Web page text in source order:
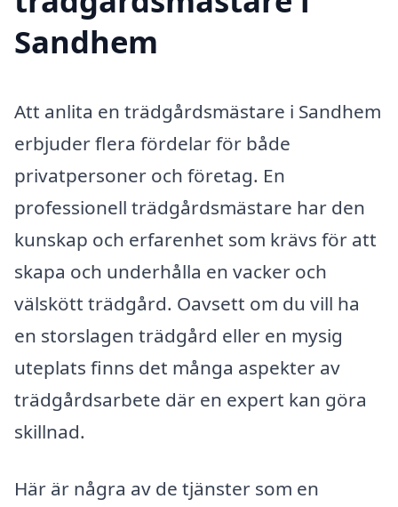
Sandhem
Att anlita en trädgårdsmästare i Sandhem
erbjuder flera fördelar för både
privatpersoner och företag. En
professionell trädgårdsmästare har den
kunskap och erfarenhet som krävs för att
skapa och underhålla en vacker och
välskött trädgård. Oavsett om du vill ha
en storslagen trädgård eller en mysig
uteplats finns det många aspekter av
trädgårdsarbete där en expert kan göra
skillnad.
Här är några av de tjänster som en